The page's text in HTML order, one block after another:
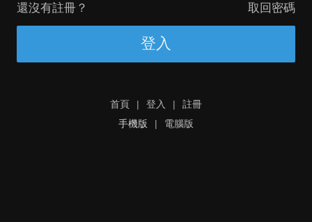
還沒有註冊？ 取回密碼
登入
首頁 | 登入 |
註冊
手機版
| 電腦版